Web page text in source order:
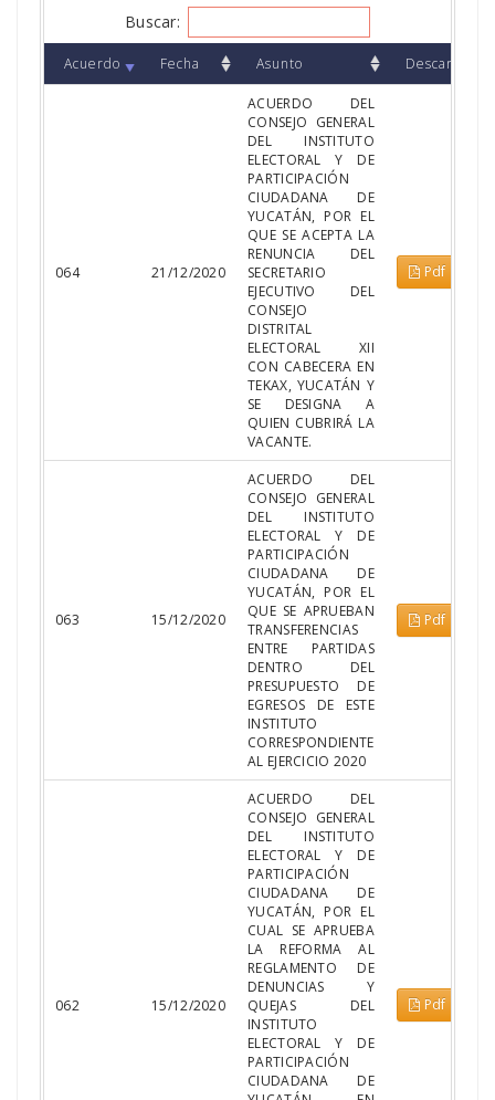
Buscar:
Acuerdo Fecha Asunto Descargar
064 21/12/2020
ACUERDO DEL
CONSEJO GENERAL
DEL INSTITUTO
ELECTORAL Y DE
PARTICIPACIÓN
CIUDADANA DE
YUCATÁN, POR EL
QUE SE ACEPTA LA
RENUNCIA DEL
SECRETARIO
EJECUTIVO DEL
CONSEJO
DISTRITAL
ELECTORAL XII
CON CABECERA EN
TEKAX, YUCATÁN Y
SE DESIGNA A
QUIEN CUBRIRÁ LA
VACANTE.
Pdf
063 15/12/2020
ACUERDO DEL
CONSEJO GENERAL
DEL INSTITUTO
ELECTORAL Y DE
PARTICIPACIÓN
CIUDADANA DE
YUCATÁN, POR EL
QUE SE APRUEBAN
TRANSFERENCIAS
ENTRE PARTIDAS
DENTRO DEL
PRESUPUESTO DE
EGRESOS DE ESTE
INSTITUTO
CORRESPONDIENTE
AL EJERCICIO 2020
Pdf
062 15/12/2020
ACUERDO DEL
CONSEJO GENERAL
DEL INSTITUTO
ELECTORAL Y DE
PARTICIPACIÓN
CIUDADANA DE
YUCATÁN, POR EL
CUAL SE APRUEBA
LA REFORMA AL
REGLAMENTO DE
DENUNCIAS Y
QUEJAS DEL
INSTITUTO
ELECTORAL Y DE
PARTICIPACIÓN
CIUDADANA DE
Pdf